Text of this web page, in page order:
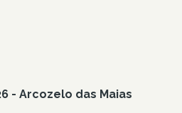
- Arcozelo das Maias